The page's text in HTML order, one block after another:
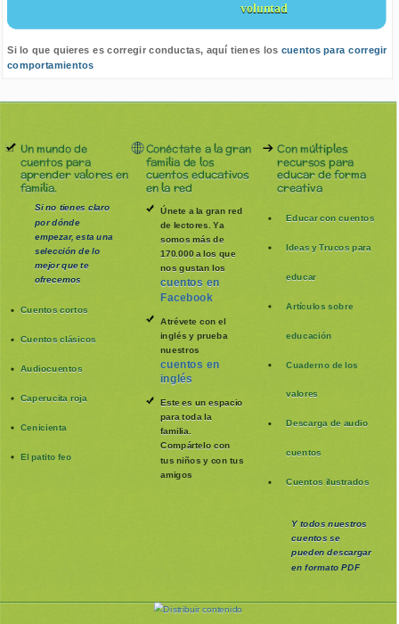
voluntad
Si lo que quieres es corregir conductas, aquí tienes los cuentos para corregir
comportamientos
Un mundo de
cuentos para
aprender valores en
familia.
Si no tienes claro
por dónde
empezar, esta una
selección de lo
mejor que te
ofrecemos
Cuentos cortos
Cuentos clásicos
Audiocuentos
Caperucita roja
Cenicienta
El patito feo
Conéctate a la gran
familia de los
cuentos educativos
en la red
Únete a la gran red
de lectores. Ya
somos más de
170.000 a los que
nos gustan los
cuentos en
Facebook
Atrévete con el
inglés y prueba
nuestros
cuentos en
inglés
Este es un espacio
para toda la
familia.
Compártelo con
tus niños y con tus
amigos
Con múltiples
recursos para
educar de forma
creativa
Educar con cuentos
Ideas y Trucos para
educar
Artículos sobre
educación
Cuaderno de los
valores
Descarga de audio
cuentos
Cuentos ilustrados
Y todos nuestros
cuentos se
puedendescargar
en formato PDF